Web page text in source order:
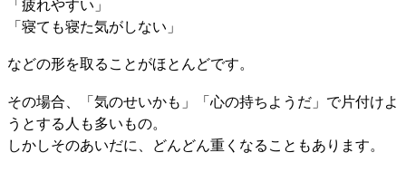
「疲れやすい」
「寝ても寝た気がしない」
などの形を取ることがほとんどです。
その場合、「気のせいかも」「心の持ちようだ」で片付けよ
うとする人も多いもの。
しかしそのあいだに、どんどん重くなることもあります。